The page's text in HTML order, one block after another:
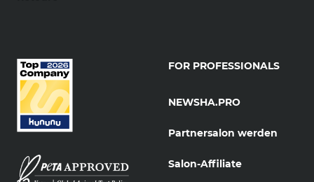
FOR PROFESSIONALS
NEWSHA.PRO
Partnersalon werden
Salon-Affiliate